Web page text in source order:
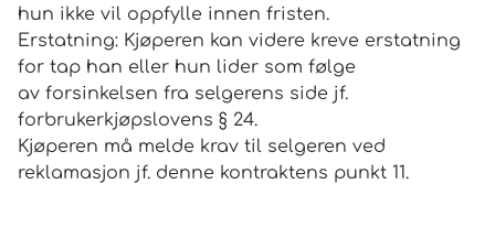
hun ikke vil oppfylle innen fristen.
Erstatning: Kjøperen kan videre kreve erstatning
for tap han eller hun lider som følge
av forsinkelsen fra selgerens side jf.
forbrukerkjøpslovens § 24.
Kjøperen må melde krav til selgeren ved
reklamasjon jf. denne kontraktens punkt 11.